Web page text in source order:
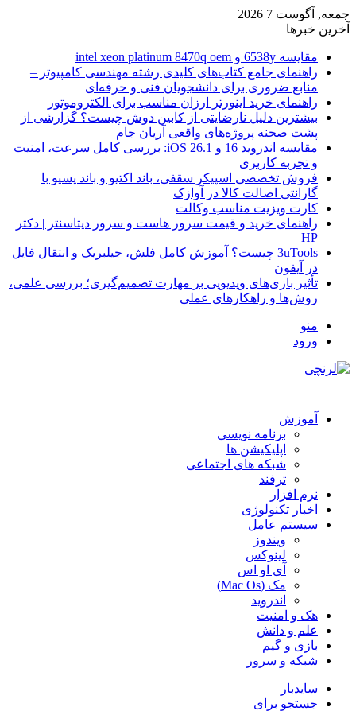
جمعه, آگوست 7 2026
آخرین خبرها
مقایسه 6538y و intel xeon platinum 8470q oem
راهنمای جامع کتاب‌های کلیدی رشته مهندسی کامپیوتر –
منابع ضروری برای دانشجویان فنی و حرفه‌ای
راهنمای خرید اینورتر ارزان مناسب برای الکتروموتور
بیشترین دلیل نارضایتی از کابین دوش چیست؟ گزارشی از
پشت صحنه پروژه‌های واقعی آریان جام
مقایسه اندروید 16 و iOS 26.1: بررسی کامل سرعت، امنیت
و تجربه کاربری
فروش تخصصی اسپیکر سقفی، باند اکتیو و باند پسیو با
گارانتی اصالت کالا در آوازک
کارت ویزیت مناسب وکالت
راهنمای خرید و قیمت سرور هاست و سرور دیتاسنتر | دکتر
HP
3uTools چیست؟ آموزش کامل فلش، جیلبریک و انتقال فایل
در آیفون
تأثیر بازی‌های ویدیویی بر مهارت تصمیم‌گیری؛ بررسی علمی،
روش‌ها و راهکارهای عملی
منو
ورود
آموزش
برنامه نویسی
اپلیکیشن ها
شبکه های اجتماعی
ترفند
نرم افزار
اخبار تکنولوژی
سیستم عامل
ویندوز
لینوکس
آی او اس
مک (Mac Os)
اندروید
هک و امنیت
علم و دانش
بازی و گیم
شبکه و سرور
سایدبار
جستجو برای